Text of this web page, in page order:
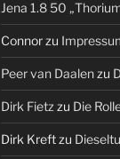
Jena 1.8 50
Connorzu
Peer van Daalenzu
Dirk Fietz zu Die
Dirk Kreftzu